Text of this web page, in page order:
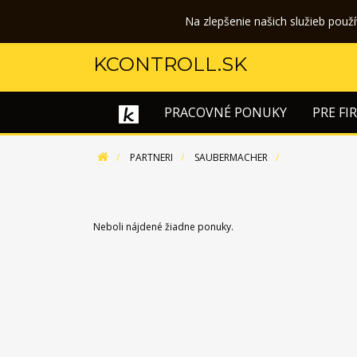
Na zlepšenie našich služieb
KCONTROLL.SK
PRACOVNÉ PONUKY PRE
PARTNERI SAUBERMACHER
Neboli nájdené žiadne ponuky.